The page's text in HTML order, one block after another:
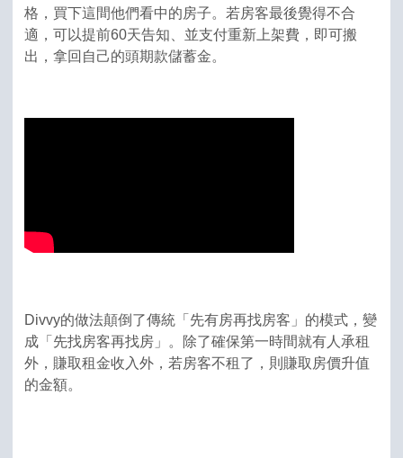
格，買下這間他們看中的房子。若房客最後覺得不合
適，可以提前60天告知、並支付重新上架費，即可搬
出，拿回自己的頭期款儲蓄金。
Divvy的做法顛倒了傳統「先有房再找房客」的模式，變
成「先找房客再找房」。除了確保第一時間就有人承租
外，賺取租金收入外，若房客不租了，則賺取房價升值
的金額。